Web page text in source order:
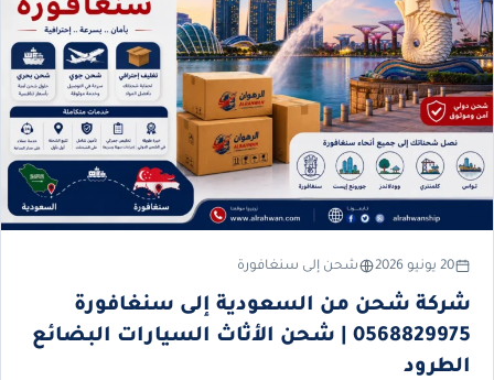
20 يونيو 2026 شحن إلى سنغافورة
شركة شحن من السعودية إلى سنغافورة
0568829975 | شحن الأثاث السيارات البضائع
الطرود